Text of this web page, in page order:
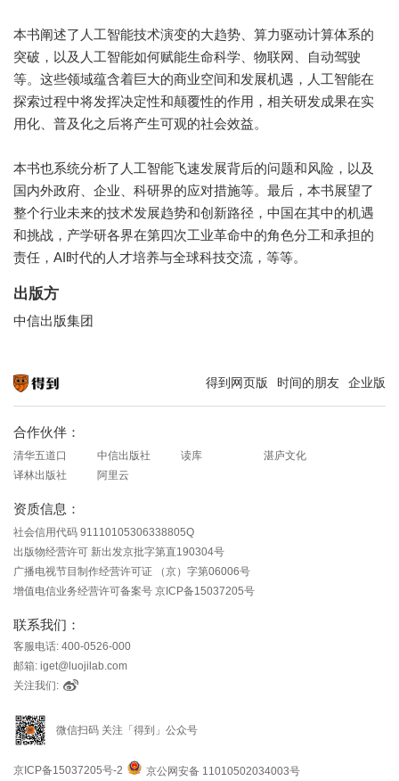
本书阐述了人工智能技术演变的大趋势、算力驱动计算体系的
突破，以及人工智能如何赋能生命科学、物联网、自动驾驶
等。这些领域蕴含着巨大的商业空间和发展机遇，人工智能在
探索过程中将发挥决定性和颠覆性的作用，相关研发成果在实
用化、普及化之后将产生可观的社会效益。
本书也系统分析了人工智能飞速发展背后的问题和风险，以及
国内外政府、企业、科研界的应对措施等。最后，本书展望了
整个行业未来的技术发展趋势和创新路径，中国在其中的机遇
和挑战，产学研各界在第四次工业革命中的角色分工和承担的
责任，AI时代的人才培养与全球科技交流，等等。
出版方
中信出版集团
得到网页版 时间的朋友 企业版
合作伙伴：
清华五道口 中信出版社 读库
湛庐文化
译林出版社
阿里云
资质信息：
社会信用代码 91110105306338805Q
出版物经营许可 新出发京批字第直190304号
广播电视节目制作经营许可证 （京）字第06006号
增值电信业务经营许可备案号 京ICP备15037205号
联系我们：
客服电话: 400-0526-000
邮箱: iget@luojilab.com
关注我们:
微信扫码 关注「得到」公众号
京ICP备15037205号-2 京公网安备 11010502034003号